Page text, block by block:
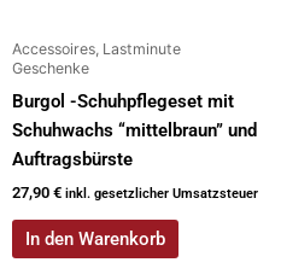
Accessoires, Lastminute
Geschenke
Burgol -Schuhpflegeset mit
Schuhwachs “mittelbraun” und
Auftragsbürste
27,90 € inkl. gesetzlicher Umsatzsteuer
In den Warenkorb